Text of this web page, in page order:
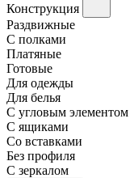
Конструкция
Раздвижные
С полками
Платяные
Готовые
Для одежды
Для белья
С угловым элементом
С ящиками
Со вставками
Без профиля
С зеркалом